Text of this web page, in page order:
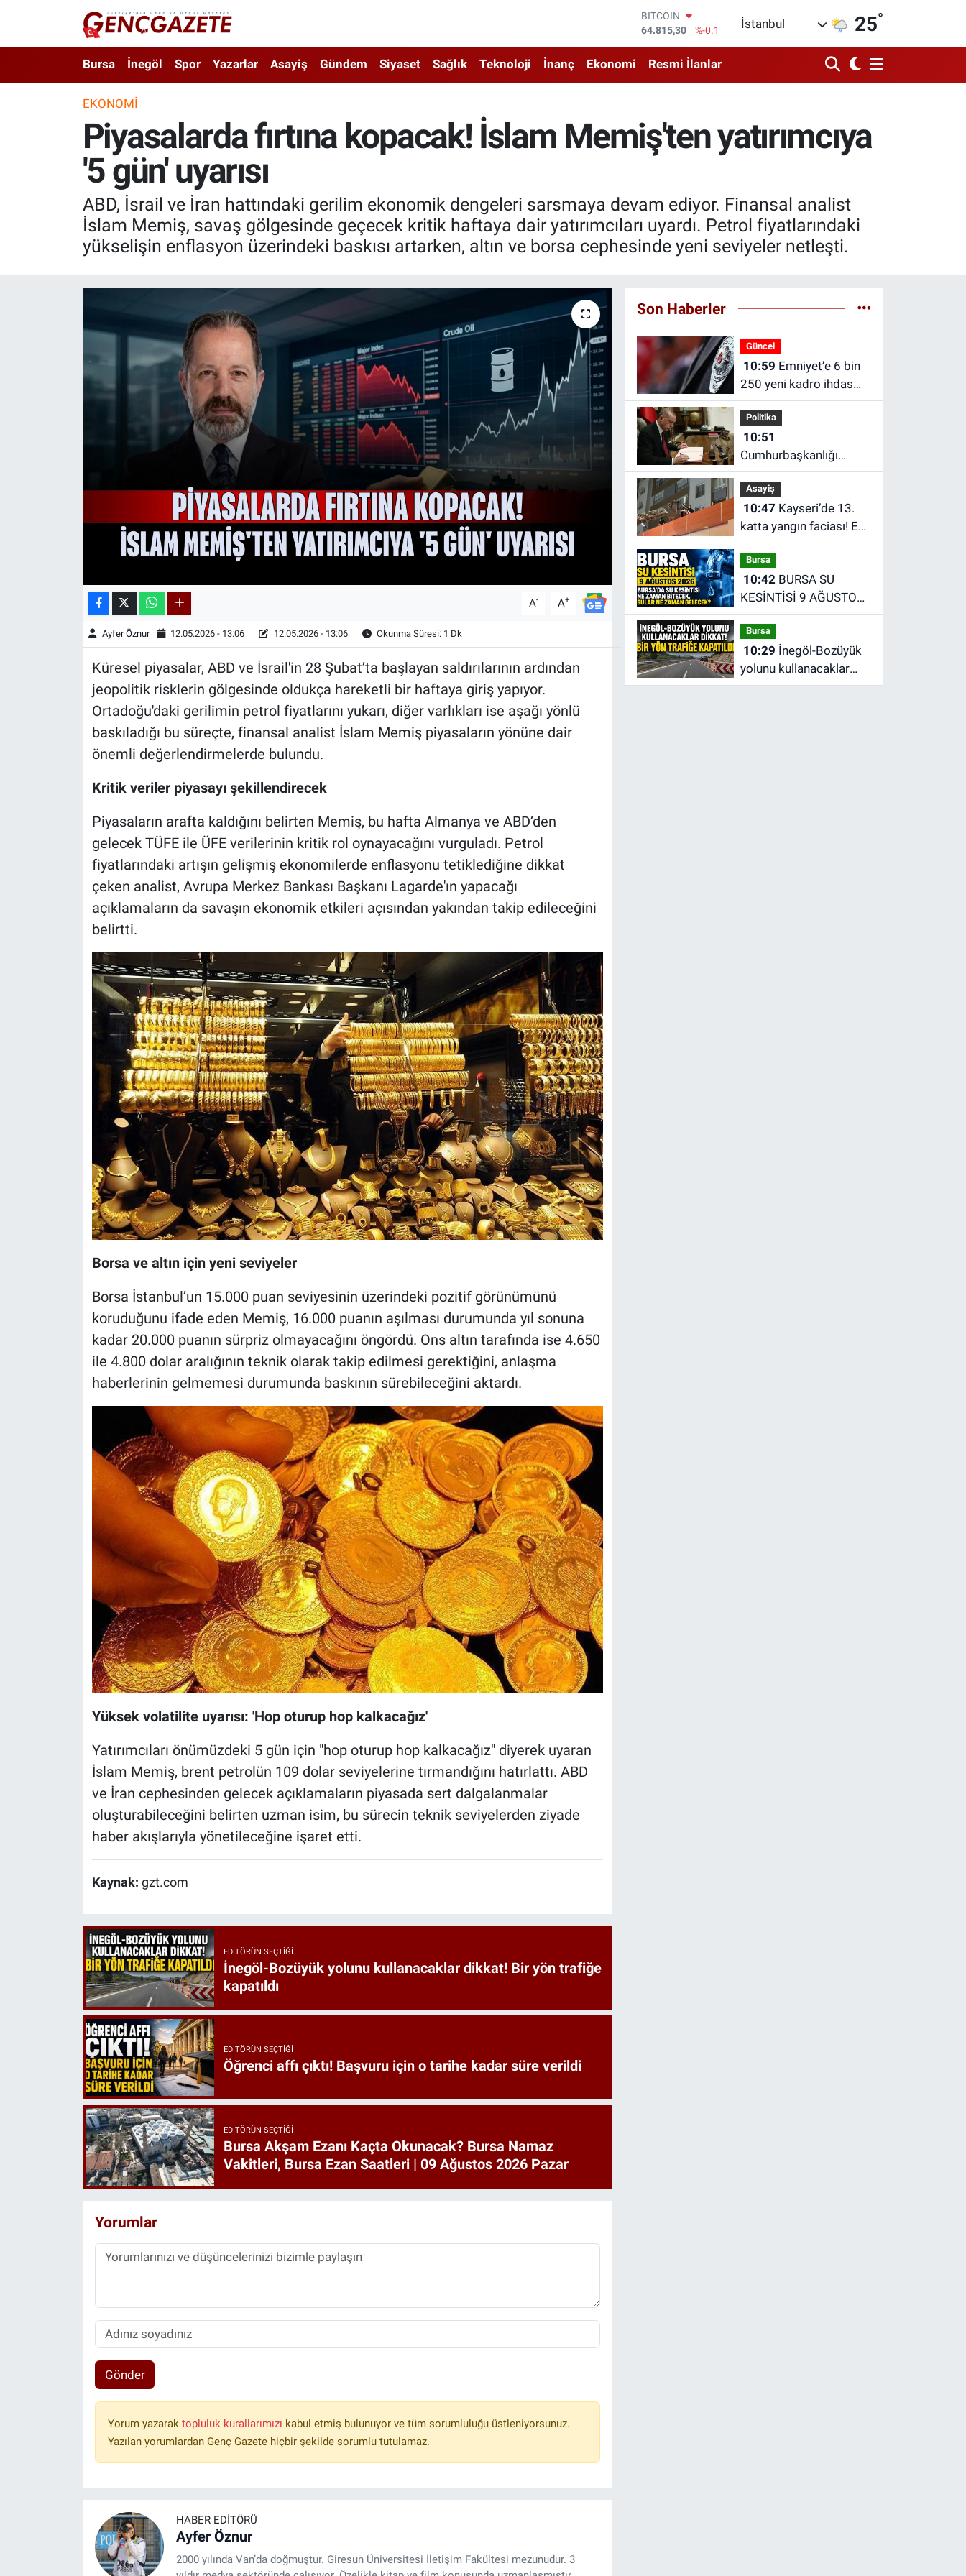
DOLAR
47,7436
%0.18
EURO
55,2510
%0.32
BİST100
13.779
%-14
BITCOIN
İstanbul 25°
Bursa İnegöl Spor Yazarlar Asayiş Gündem Siyaset Sağlık Teknoloji İnanç Ekonomi Resmi İlanlar
EKONOMI
Piyasalarda fırtına kopacak! İslam Memiş'ten yatırımcıya
'5 gün' uyarısı
ABD, İsrail ve İran hattındaki gerilim ekonomik dengeleri sarsmaya devam ediyor. Finansal analist
İslam Memiş, savaş gölgesinde geçecek kritik haftaya dair yatırımcıları uyardı. Petrol fiyatlarındaki
yükselişin enflasyon üzerindeki baskısı artarken, altın ve borsa cephesinde yeni seviyeler netleşti.
A- A+
Ayfer Öznur 12.05.2026 - 13:06 12.05.2026 - 13:06 Okunma Süresi: 1 Dk
Küresel piyasalar, ABD ve İsrail'in 28 Şubat’ta başlayan saldırılarının ardından
jeopolitik risklerin gölgesinde oldukça hareketli bir haftaya giriş yapıyor.
Ortadoğu'daki gerilimin petrol fiyatlarını yukarı, diğer varlıkları ise aşağı yönlü
baskıladığı bu süreçte, finansal analist İslam Memiş piyasaların yönüne dair
önemli değerlendirmelerde bulundu.
Kritik veriler piyasayı şekillendirecek
Piyasaların arafta kaldığını belirten Memiş, bu hafta Almanya ve ABD’den
gelecek TÜFE ile ÜFE verilerinin kritik rol oynayacağını vurguladı. Petrol
fiyatlarındaki artışın gelişmiş ekonomilerde enflasyonu tetiklediğine dikkat
çeken analist, Avrupa Merkez Bankası Başkanı Lagarde'ın yapacağı
açıklamaların da savaşın ekonomik etkileri açısından yakından takip edileceğini
belirtti.
Borsa ve altın için yeni seviyeler
Borsa İstanbul’un 15.000 puan seviyesinin üzerindeki pozitif görünümünü
koruduğunu ifade eden Memiş, 16.000 puanın aşılması durumunda yıl sonuna
kadar 20.000 puanın sürpriz olmayacağını öngördü. Ons altın tarafında ise 4.650
ile 4.800 dolar aralığının teknik olarak takip edilmesi gerektiğini, anlaşma
haberlerinin gelmemesi durumunda baskının sürebileceğini aktardı.
Yüksek volatilite uyarısı: 'Hop oturup hop kalkacağız'
Yatırımcıları önümüzdeki 5 gün için "hop oturup hop kalkacağız" diyerek uyaran
İslam Memiş, brent petrolün 109 dolar seviyelerine tırmandığını hatırlattı. ABD
ve İran cephesinden gelecek açıklamaların piyasada sert dalgalanmalar
oluşturabileceğini belirten uzman isim, bu sürecin teknik seviyelerden ziyade
haber akışlarıyla yönetileceğine işaret etti.
Kaynak: gzt.com
EDITÖRÜN SEÇTIĞI
İnegöl-Bozüyük yolunu kullanacaklar dikkat! Bir yön trafiğe
kapatıldı
EDITÖRÜN SEÇTIĞI
Öğrenci affı çıktı! Başvuru için o tarihe kadar süre verildi
EDITÖRÜN SEÇTIĞI
Bursa Akşam Ezanı Kaçta Okunacak? Bursa Namaz
Vakitleri, Bursa Ezan Saatleri | 09 Ağustos 2026 Pazar
Yorumlar
Gönder
Yorum yazarak topluluk kurallarımızı kabul etmiş bulunuyor ve tüm sorumluluğu üstleniyorsunuz.
Yazılan yorumlardan Genç Gazete hiçbir şekilde sorumlu tutulamaz.
HABER EDITÖRÜ
Ayfer Öznur
2000 yılında Van’da doğmuştur. Giresun Üniversitesi İletişim Fakültesi mezunudur. 3
Son Haberler
Güncel
10:59
250 yeni kadro ihdas
edildi! Detaylar belli
oldu
Politika
10:51
Cumhurbaşkanlığı
atama kararları Resmî
Gazete'de yayımlandı
Asayiş
10:47
katta yangın faciası! Ev
sahibi balkondan
düşerek hayatını
kaybetti
Bursa
10:42BURSA SU
KESİNTİSİ 9 AĞUSTOS
2026 | Bursa'da su
kesintisi ne zaman
bitecek, sular ne zaman
gelecek?
Bursa
10:29
yolunu kullanacaklar
dikkat! Bir yön trafiğe
3.SAYFA
Kültür & Sanat
Teknoloji
Nöbetçi Eczaneler
Trafik Durumu
Süper Lig Puan Durumu ve Fikstür
Tüm Manşetler
Son Dakika Haberleri